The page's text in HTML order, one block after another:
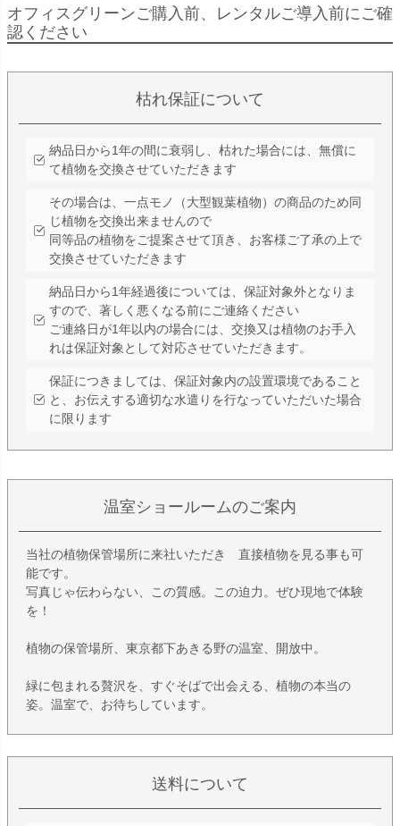
オフィスグリーンご購入前、レンタルご導入前にご確
認ください
枯れ保証について
納品日から1年の間に衰弱し、枯れた場合には、無償に
て植物を交換させていただきます
その場合は、一点モノ（大型観葉植物）の商品のため同
じ植物を交換出来ませんので
同等品の植物をご提案させて頂き、お客様ご了承の上で
交換させていただきます
納品日から1年経過後については、保証対象外となりま
すので、著しく悪くなる前にご連絡ください
ご連絡日が1年以内の場合には、交換又は植物のお手入
れは保証対象として対応させていただきます。
保証につきましては、保証対象内の設置環境であること
と、お伝えする適切な水遣りを行なっていただいた場合
に限ります
温室ショールームのご案内
当社の植物保管場所に来社いただき 直接植物を見る事も可
能です。
写真じゃ伝わらない、この質感。この迫力。ぜひ現地で体験
を！
植物の保管場所、東京都下あきる野の温室、開放中。
緑に包まれる贅沢を、すぐそばで出会える、植物の本当の
姿。温室で、お待ちしています。
送料について